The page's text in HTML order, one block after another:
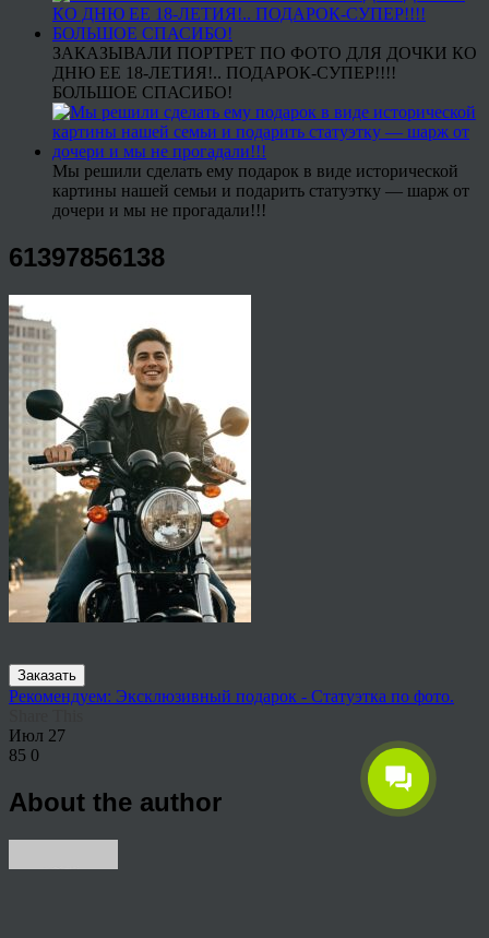
ЗАКАЗЫВАЛИ ПОРТРЕТ ПО ФОТО ДЛЯ ДОЧКИ КО
ДНЮ ЕЕ 18-ЛЕТИЯ!.. ПОДАРОК-СУПЕР!!!!
БОЛЬШОЕ СПАСИБО!
Мы решили сделать ему подарок в виде исторической
картины нашей семьи и подарить статуэтку — шарж от
дочери и мы не прогадали!!!
61397856138
Заказать
Рекомендуем: Эксклюзивный подарок - Статуэтка по фото.
Июл 27
85 0
About the author